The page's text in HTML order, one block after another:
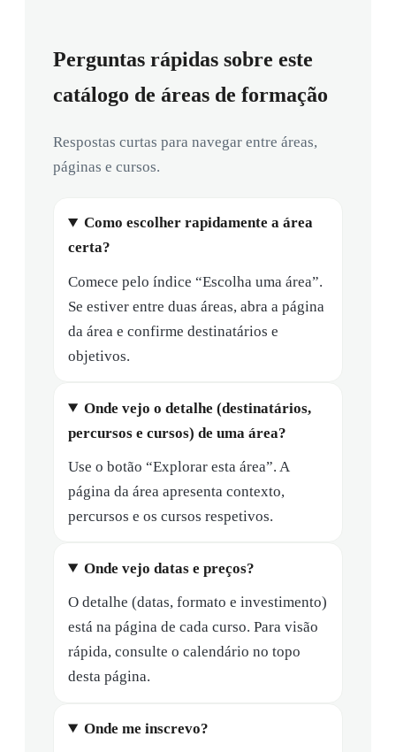
Perguntas rápidas sobre este
catálogo de áreas de formação
Respostas curtas para navegar entre áreas,
páginas e cursos.
Como escolher rapidamente a área
certa?
Comece pelo índice “Escolha uma área”.
Se estiver entre duas áreas, abra a página
da área e confirme destinatários e
objetivos.
Onde vejo o detalhe (destinatários,
percursos e cursos) de uma área?
Use o botão “Explorar esta área”. A
página da área apresenta contexto,
percursos e os cursos respetivos.
Onde vejo datas e preços?
O detalhe (datas, formato e investimento)
está na página de cada curso. Para visão
rápida, consulte o calendário no topo
desta página.
Onde me inscrevo?